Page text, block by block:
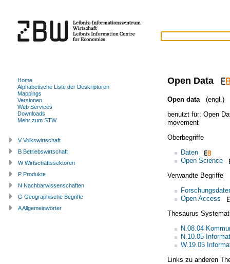
Open Data
Open data
(engl.)
benutzt für: Open
movement
Oberbegriffe
Daten
Open Science
Verwandte Begriffe
Open Access
Thesaurus
N.08.04
N.10.05
W.19.05
Links zu anderen
Home
Alphabetische Liste der Deskriptoren
Mappings
Versionen
Web Services
Downloads
Mehr zum STW
V Volkswirtschaft
B Betriebswirtschaft
W Wirtschaftssektoren
P Produkte
N Nachbarwissenschaften
G Geographische Begriffe
A Allgemeinwörter